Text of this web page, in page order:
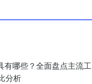
有哪些？全面盘点主流工
分析